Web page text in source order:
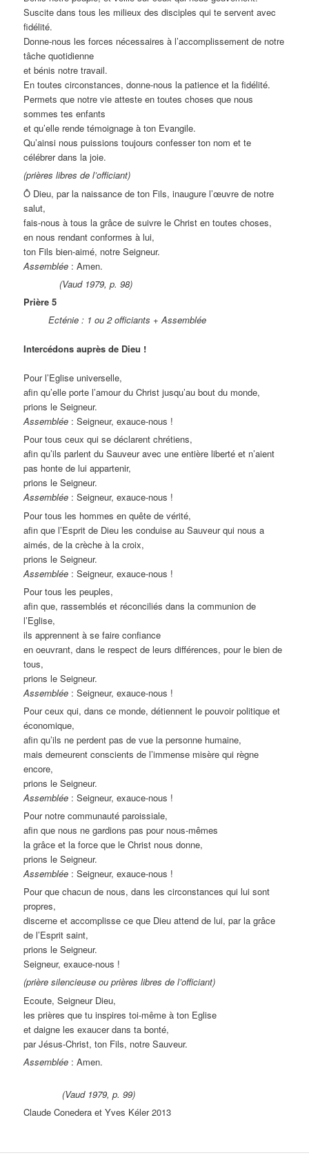
Suscite dans tous les milieux des disciples qui te servent avec
fidélité.
Donne-nous les forces nécessaires à l’accomplissement de notre
tâche quotidienne
et bénis notre travail.
En toutes circonstances, donne-nous la patience et la fidélité.
Permets que notre vie atteste en toutes choses que nous
sommes tes enfants
et qu’elle rende témoignage à ton Evangile.
Qu’ainsi nous puissions toujours confesser ton nom et te
célébrer dans la joie.
(prières libres de l’officiant)
Ô Dieu, par la naissance de ton Fils, inaugure l’œuvre de notre
salut,
fais-nous à tous la grâce de suivre le Christ en toutes choses,
en nous rendant conformes à lui,
ton Fils bien-aimé, notre Seigneur.
Assemblée : Amen.
(Vaud 1979, p. 98)
Prière 5
Ecténie : 1 ou 2 officiants + Assemblée
Intercédons auprès de Dieu !
Pour l’Eglise universelle,
afin qu’elle porte l’amour du Christ jusqu’au bout du monde,
prions le Seigneur.
Assemblée : Seigneur, exauce-nous !
Pour tous ceux qui se déclarent chrétiens,
afin qu’ils parlent du Sauveur avec une entière liberté et n’aient
pas honte de lui appartenir,
prions le Seigneur.
Assemblée : Seigneur, exauce-nous !
Pour tous les hommes en quête de vérité,
afin que l’Esprit de Dieu les conduise au Sauveur qui nous a
aimés, de la crèche à la croix,
prions le Seigneur.
Assemblée : Seigneur, exauce-nous !
Pour tous les peuples,
afin que, rassemblés et réconciliés dans la communion de
l’Eglise,
ils apprennent à se faire confiance
en oeuvrant, dans le respect de leurs différences, pour le bien de
tous,
prions le Seigneur.
Assemblée : Seigneur, exauce-nous !
Pour ceux qui, dans ce monde, détiennent le pouvoir politique et
économique,
afin qu’ils ne perdent pas de vue la personne humaine,
mais demeurent conscients de l’immense misère qui règne
encore,
prions le Seigneur.
Assemblée : Seigneur, exauce-nous !
Pour notre communauté paroissiale,
afin que nous ne gardions pas pour nous-mêmes
la grâce et la force que le Christ nous donne,
prions le Seigneur.
Assemblée : Seigneur, exauce-nous !
Pour que chacun de nous, dans les circonstances qui lui sont
propres,
discerne et accomplisse ce que Dieu attend de lui, par la grâce
de l’Esprit saint,
prions le Seigneur.
Seigneur, exauce-nous !
(prière silencieuse ou prières libres de l’officiant)
Ecoute, Seigneur Dieu,
les prières que tu inspires toi-même à ton Eglise
et daigne les exaucer dans ta bonté,
par Jésus-Christ, ton Fils, notre Sauveur.
Assemblée : Amen.
(Vaud 1979, p. 99)
Claude Conedera et Yves Kéler 2013